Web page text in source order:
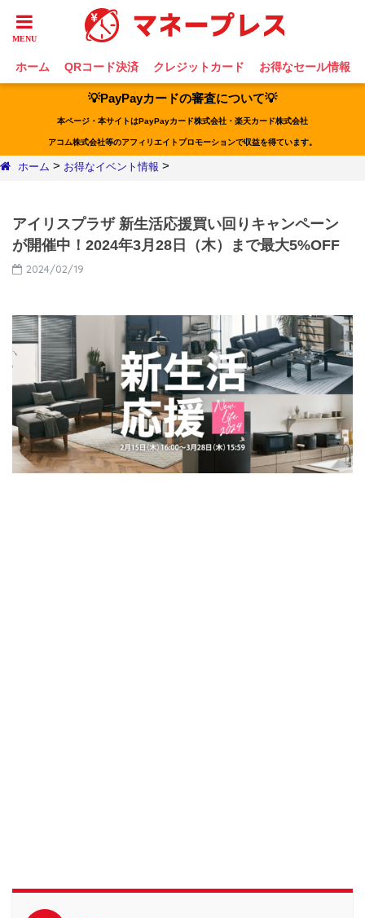
ホーム QRコード決済 クレジットカード お得なセール情報
💡PayPayカードの審査について💡
本ページ・本サイトはPayPayカード株式会社・楽天カード株式会社
アコム株式会社等のアフィリエイトプロモーションで収益を得ています。
ホーム > お得なイベント情報 >
アイリスプラザ 新生活応援買い回りキャンペーン
が開催中！2024年3月28日（木）まで最大5%OFF
2024/02/19